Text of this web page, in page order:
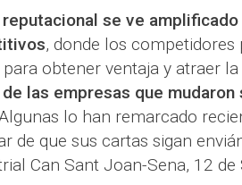
se ve
, donde los
obtener ventaja y atraer
las empresas que
lo han remarcado
de que sus cartas sigan
Can Sant Joan-Sena, 12 de